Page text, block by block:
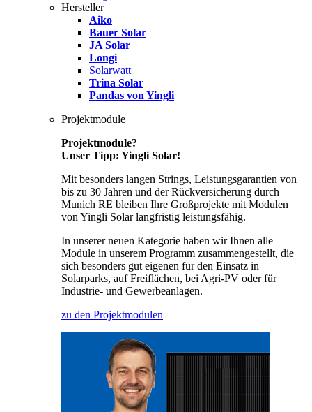
Hersteller
Aiko
Bauer Solar
JA Solar
Longi
Solarwatt
Trina Solar
Pandas von Yingli
Projektmodule
Projektmodule?
Unser Tipp: Yingli Solar!
Mit besonders langen Strings, Leistungsgarantien von
bis zu 30 Jahren und der Rückversicherung durch
Munich RE bleiben Ihre Großprojekte mit Modulen
von Yingli Solar langfristig leistungsfähig.
In unserer neuen Kategorie haben wir Ihnen alle
Module in unserem Programm zusammengestellt, die
sich besonders gut eigenen für den Einsatz in
Solarparks, auf Freiflächen, bei Agri-PV oder für
Industrie- und Gewerbeanlagen.
zu den Projektmodulen